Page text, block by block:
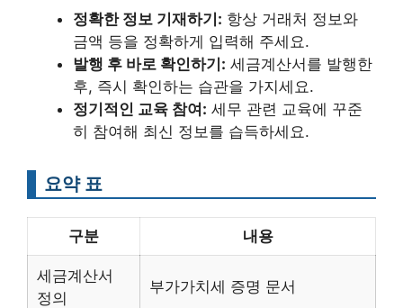
정확한 정보 기재하기: 항상 거래처 정보와
금액 등을 정확하게 입력해 주세요.
발행 후 바로 확인하기: 세금계산서를 발행한
후, 즉시 확인하는 습관을 가지세요.
정기적인 교육 참여: 세무 관련 교육에 꾸준
히 참여해 최신 정보를 습득하세요.
요약 표
구분 내용
세금계산서
정의
부가가치세 증명 문서